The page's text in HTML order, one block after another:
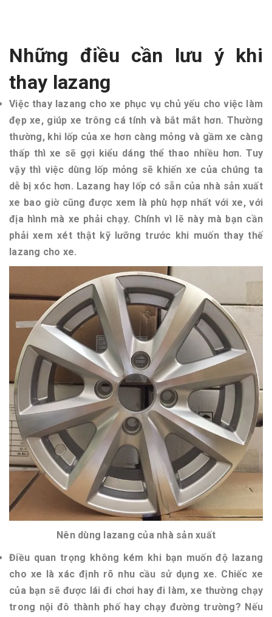
Những điều cần lưu ý khi
thay lazang
Việc thay lazang cho xe phục vụ chủ yếu cho việc làm
đẹp xe, giúp xe trông cá tính và bắt mắt hơn. Thường
thường, khi lốp của xe hơn càng mỏng và gầm xe càng
thấp thì xe sẽ gợi kiểu dáng thể thao nhiều hơn. Tuy
vậy thì việc dùng lốp mỏng sẽ khiến xe của chúng ta
dễ bị xóc hơn. Lazang hay lốp có sẵn của nhà sản xuất
xe bao giờ cũng được xem là phù hợp nhất với xe, với
địa hình mà xe phải chạy. Chính vì lẽ này mà bạn cần
phải xem xét thật kỹ lưỡng trước khi muốn thay thế
lazang cho xe.
Nên dùng lazang của nhà sản xuất
Điều quan trọng không kém khi bạn muốn độ lazang
cho xe là xác định rõ nhu cầu sử dụng xe. Chiếc xe
của bạn sẽ được lái đi chơi hay đi làm, xe thường chạy
trong nội đô thành phố hay chạy đường trường? Nếu